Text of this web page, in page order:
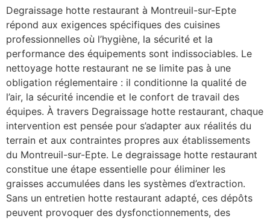
Degraissage hotte restaurant à Montreuil-sur-Epte
répond aux exigences spécifiques des cuisines
professionnelles où l’hygiène, la sécurité et la
performance des équipements sont indissociables. Le
nettoyage hotte restaurant ne se limite pas à une
obligation réglementaire : il conditionne la qualité de
l’air, la sécurité incendie et le confort de travail des
équipes. À travers Degraissage hotte restaurant, chaque
intervention est pensée pour s’adapter aux réalités du
terrain et aux contraintes propres aux établissements
du Montreuil-sur-Epte. Le degraissage hotte restaurant
constitue une étape essentielle pour éliminer les
graisses accumulées dans les systèmes d’extraction.
Sans un entretien hotte restaurant adapté, ces dépôts
peuvent provoquer des dysfonctionnements, des